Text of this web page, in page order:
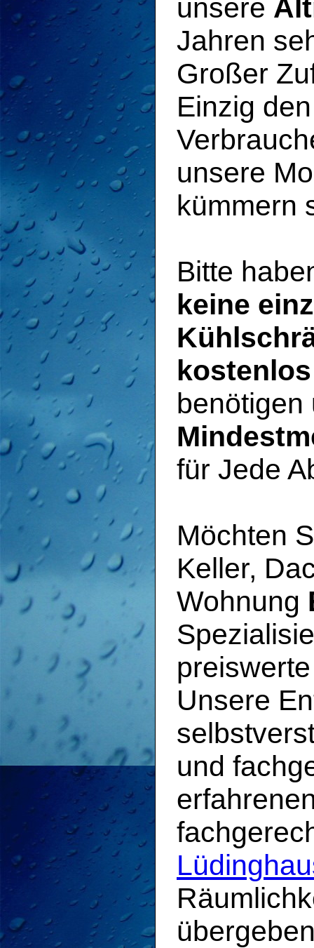
unsere
Jahren
Großer
Einzig
unsere
kümmern
Bitte
keine
kostenlos
für Jede
Möchten
Keller,
Wohnung
Unsere
und